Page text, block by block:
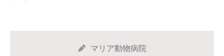
マリア動物病院